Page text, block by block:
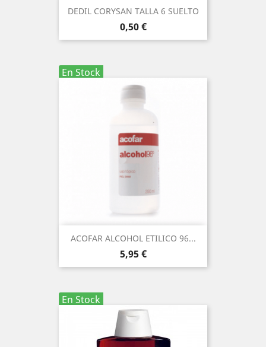
DEDIL CORYSAN TALLA 6 SUELTO
Precio
0,50 €
En Stock
ACOFAR ALCOHOL ETILICO 96...
Precio
5,95 €
En Stock